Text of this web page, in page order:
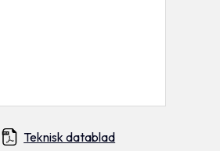
Teknisk datablad